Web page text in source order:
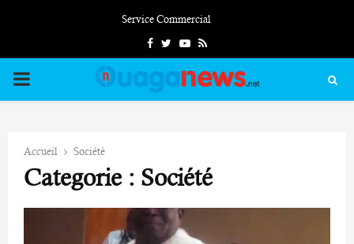
Service Commercial
FacebookTwitterYoutube
Rss
PRIMARY
Accueil Société
Categorie : Société